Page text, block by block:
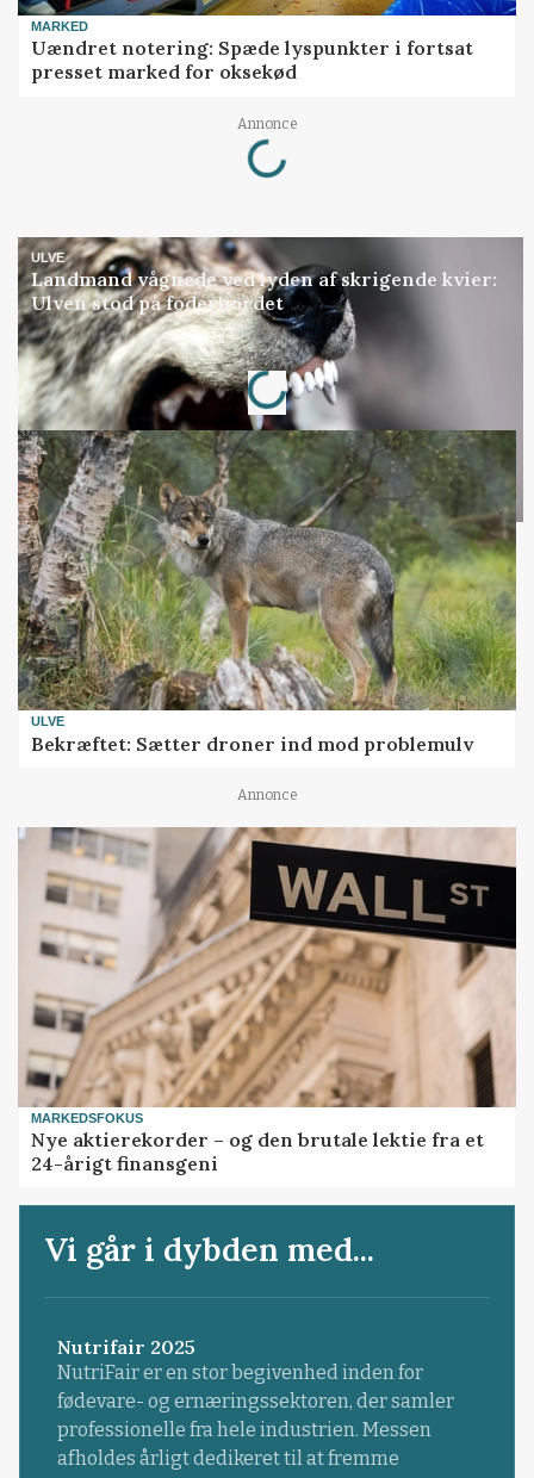
MARKED
Uændret notering: Spæde lyspunkter i fortsat
presset marked for oksekød
Annonce
Loading...
ULVE
Landmand vågnede ved lyden af skrigende kvier:
Ulven stod på foderbordet
Annonce
Loading...
ULVE
Bekræftet: Sætter droner ind mod problemulv
Annonce
MARKEDSFOKUS
Nye aktierekorder – og den brutale lektie fra et
24-årigt finansgeni
Vi går i dybden med...
Nutrifair 2025
NutriFair er en stor begivenhed inden for
fødevare- og ernæringssektoren, der samler
professionelle fra hele industrien. Messen
afholdes årligt dedikeret til at fremme